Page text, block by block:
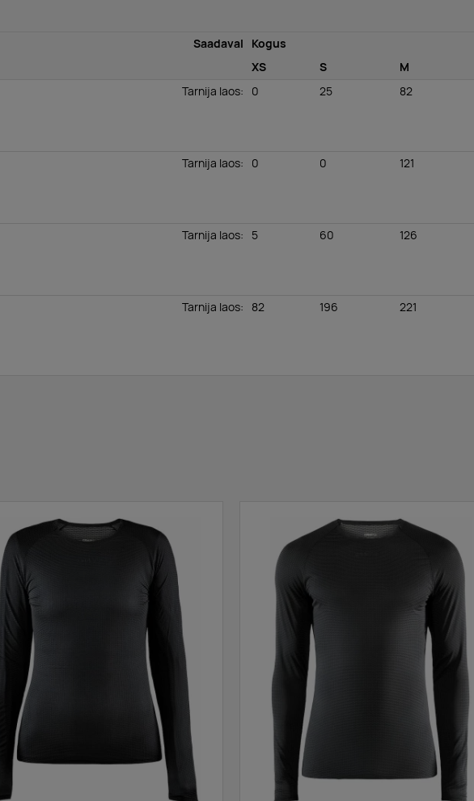
Saadaval
Kogus
XS
S M
Tarnija laos: 0 25 82
Tarnija laos: 0 0 121
Tarnija laos: 5 60 126
Tarnija laos: 82 196 221